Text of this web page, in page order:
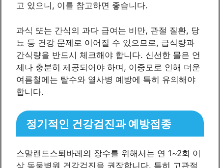
고 있으니, 이를 참고하면 좋습니다.
과식 또는 간식의 과다 급여는 비만, 관절 질환, 당
뇨 등 건강 문제로 이어질 수 있으므로, 급식량과
간식량을 반드시 체크해야 합니다. 신선한 물은 언
제나 충분히 제공되어야 하며, 이중모로 인해 더운
여름철에는 탈수와 열사병 예방에 특히 유의해야
합니다.
정기적인 건강검진과 예방접종
스말랜드스퇴바레의 장수를 위해서는 연 1~2회 이
상 동물병원 건강검진을 권장합니다. 특히 고관절